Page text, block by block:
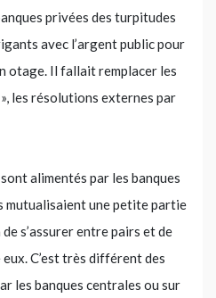
privées des turpitudes
avec l’argent public pour
otage. Il fallait remplacer les
les résolutions externes par
alimentés par les banques
mutualisaient une petite partie
s’assurer entre pairs et de
C’est très différent des
les banques centrales ou sur